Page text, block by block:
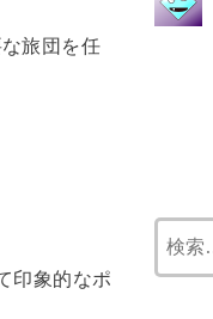
旅団を任
印象的なポ